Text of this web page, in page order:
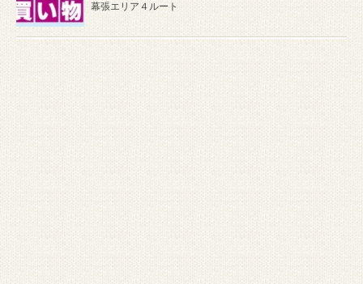
幕張エリア４ルート